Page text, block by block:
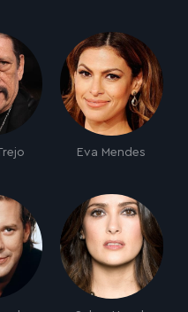
Eva Mendes